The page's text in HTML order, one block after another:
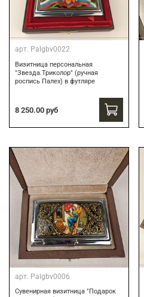
арт. Palgbv0022
Визитница персональная
"Звезда.Триколор" (ручная
роспись Палех) в футляре
8 250.00 руб
арт. Palgbv0006
Сувенирная визитница "Подарок